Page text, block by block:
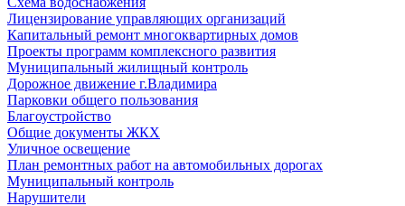
Лицензирование управляющих организаций
Капитальный ремонт многоквартирных домов
Проекты программ комплексного развития
Муниципальный жилищный контроль
Дорожное движение г.Владимира
Парковки общего пользования
Благоустройство
Общие документы ЖКХ
Уличное освещение
План ремонтных работ на автомобильных дорогах
Муниципальный контроль
Нарушители